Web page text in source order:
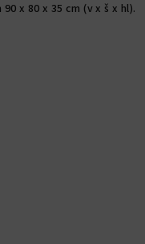
x 80 x 35 cm (v x š x hl).